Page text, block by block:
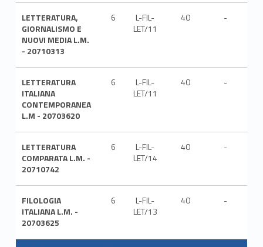
LETTERATURA,
GIORNALISMO E
NUOVI MEDIA L.M.
- 20710313
6
L-FIL-
LET/11
40 -
LETTERATURA
ITALIANA
CONTEMPORANEA
L.M - 20703620
6
L-FIL-
LET/11
40 -
LETTERATURA
COMPARATA L.M. -
20710742
6
L-FIL-
LET/14
40 -
FILOLOGIA
ITALIANA L.M. -
20703625
6
L-FIL-
LET/13
40 -